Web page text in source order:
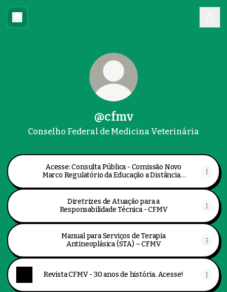
@cfmv
Conselho Federal de Medicina Veterinária
Acesse: Consulta Pública - Comissão Novo
Marco Regulatório da Educação a Distância -
Diretrizes de Atuação para a
Responsabilidade Técnica - CFMV
Manual para Serviços de Terapia
Antineoplásica (STA) – CFMV
Revista CFMV - 30 anos de história. Acesse!